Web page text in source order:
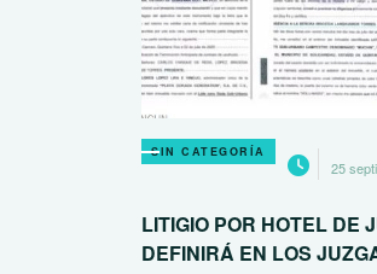
SIN CATEGORÍA
25
LITIGIO POR HOTEL DE
DEFINIRÁ EN LOS